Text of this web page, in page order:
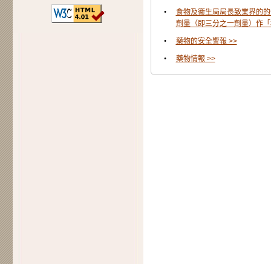
•
食物及衞生局局長致業界的
劑量（即三分之一劑量）作
• 藥物的安全警報 >>
• 藥物情報 >>